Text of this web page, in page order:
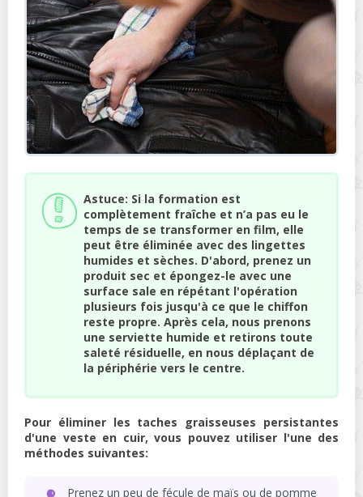
Astuce: Si la formation est
complètement fraîche et n’a pas eu le
temps de se transformer en film, elle
peut être éliminée avec des lingettes
humides et sèches. D'abord, prenez un
produit sec et épongez-le avec une
surface sale en répétant l'opération
plusieurs fois jusqu'à ce que le chiffon
reste propre. Après cela, nous prenons
une serviette humide et retirons toute
saleté résiduelle, en nous déplaçant de
la périphérie vers le centre.
Pour éliminer les taches graisseuses persistantes
d'une veste en cuir, vous pouvez utiliser l'une des
méthodes suivantes:
Prenez un peu de fécule de maïs ou de pomme